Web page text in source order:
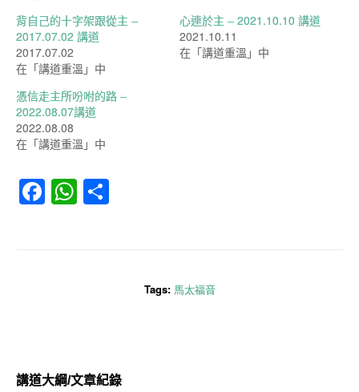
背自己的十字架跟從主 –
2017.07.02 講道
2017.07.02
在「講道重溫」中
心連於主 – 2021.10.10 講道
2021.10.11
在「講道重溫」中
憑信走主所吩咐的路 –
2022.08.07講道
2022.08.08
在「講道重溫」中
Facebook
WhatsApp
Tags: 馬太福音
講道大綱/文章紀錄